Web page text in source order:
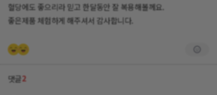
혈당에도 좋으리라 믿고 한달동안 잘 복용해볼께요.
좋은제품 체험하게 해주셔서 감사합니다.
댓글2